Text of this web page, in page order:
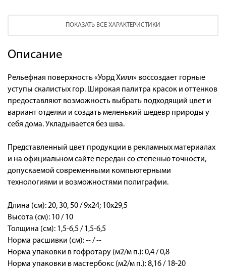
ПОКАЗАТЬ ВСЕ ХАРАКТЕРИСТИКИ
Описание
Рельефная поверхность «Уорд Хилл» воссоздает горные
уступы скалистых гор. Широкая палитра красок и оттенков
предоставляют возможность выбрать подходящий цвет и
вариант отделки и создать меленький шедевр природы у
себя дома. Укладывается без шва.
Представленный цвет продукции в рекламных материалах
и на официальном сайте передан со степенью точности,
допускаемой современными компьютерными
технологиями и возможностями полиграфии.
Длина (см): 20, 30, 50 / 9х24; 10х29,5
Высота (см): 10 / 10
Толщина (см): 1,5-6,5 / 1,5-6,5
Норма расшивки (см): -- / --
Норма упаковки в гофротару (м2/м п.): 0,4 / 0,8
Норма упаковки в мастербокс (м2/м п.): 8,16 / 18-20